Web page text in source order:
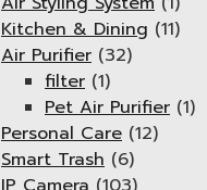
Kitchen & Dining (11)
Air Purifier (32)
filter (1)
Pet Air Purifier (1)
Personal Care (12)
Smart Trash (6)